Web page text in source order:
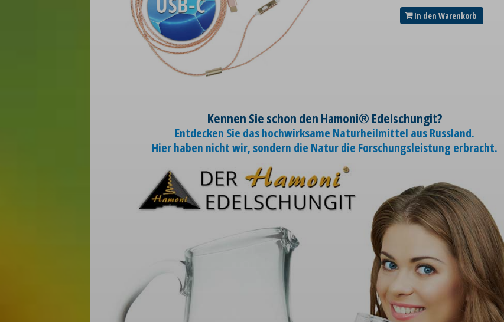
In den Warenkorb
Kennen Sie schon den Hamoni® Edelschungit?
Entdecken Sie das hochwirksame Naturheilmittel aus Russland.
Hier haben nicht wir, sondern die Natur die Forschungsleistung erbracht.